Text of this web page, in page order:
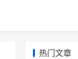
热门文章